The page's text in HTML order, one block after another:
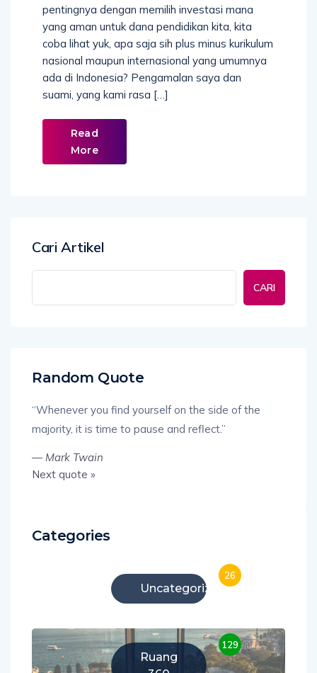
pentingnya dengan memilih investasi mana
yang aman untuk dana pendidikan kita, kita
coba lihat yuk, apa saja sih plus minus kurikulum
nasional maupun internasional yang umumnya
ada di Indonesia? Pengamalan saya dan
suami, yang kami rasa […]
Read
More
Cari Artikel
CARI
Random Quote
“Whenever you find yourself on the side of the
majority, it is time to pause and reflect.”
—Mark Twain
Next quote »
Categories
Uncategorized
26
Ruang
129